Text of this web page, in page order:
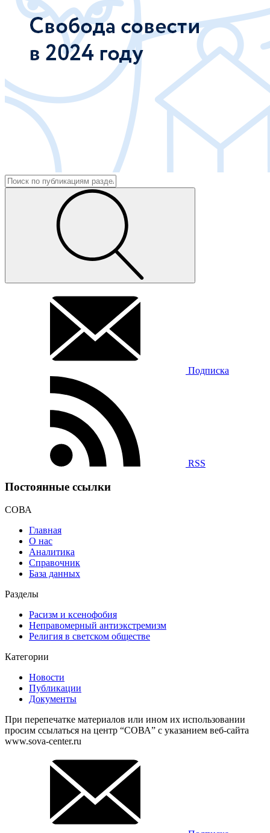
Подписка
RSS
Постоянные ссылки
СОВА
Главная
О нас
Аналитика
Справочник
База данных
Разделы
Расизм и ксенофобия
Неправомерный антиэкстремизм
Религия в светском обществе
Категории
Новости
Публикации
Документы
При перепечатке материалов или ином их использовании
просим ссылаться на центр “СОВА” с указанием веб-сайта
www.sova-center.ru